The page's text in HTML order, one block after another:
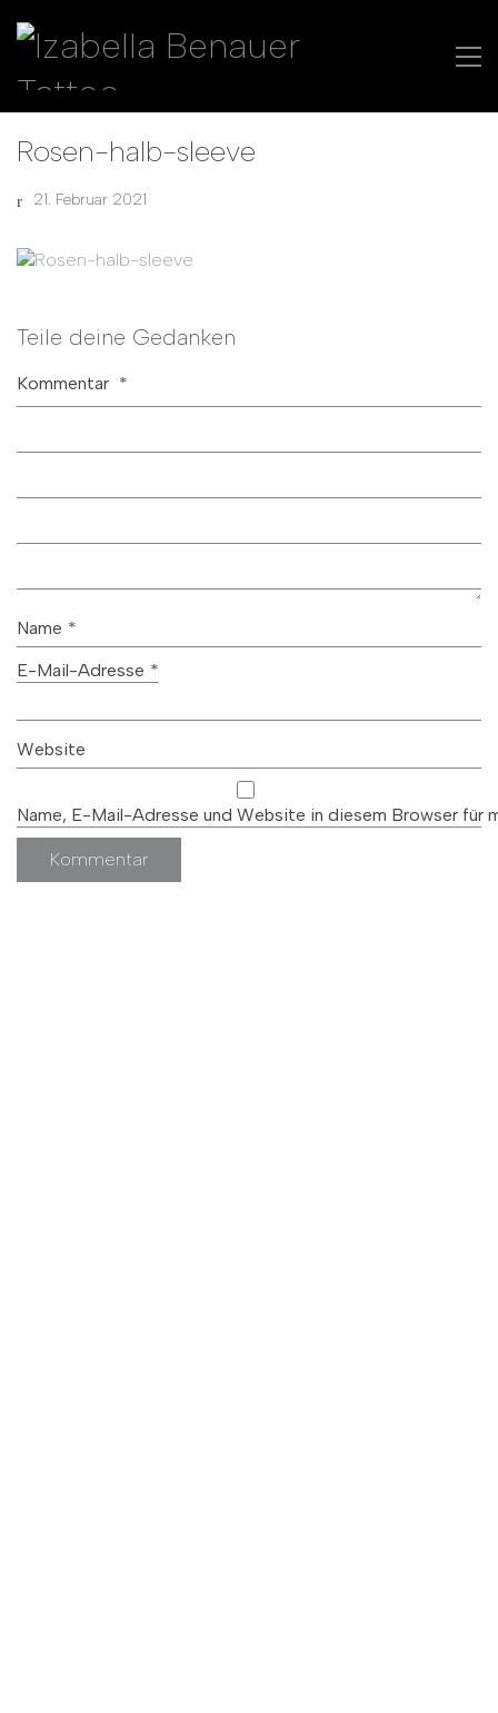
Rosen-halb-sleeve
21. Februar 2021
Teile deine Gedanken
Kommentar *
Name *
E-Mail-Adresse *
Website
Name, E-Mail-Adresse und Website in diesem Browser für